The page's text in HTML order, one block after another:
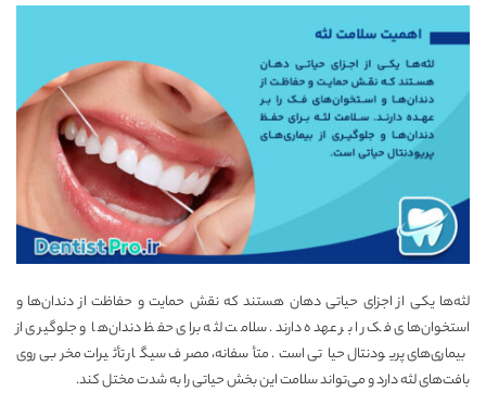
لثه‌ها یکی از اجزای حیاتی دهان هستند که نقش حمایت و حفاظت از دندان‌ها و
استخوان‌های فک را بر عهده دارند. سلامت لثه برای حفظ دندان‌ها و جلوگیری از
بیماری‌های پریودنتال حیاتی است. متأسفانه، مصرف سیگار تأثیرات مخربی روی
بافت‌های لثه دارد و می‌تواند سلامت این بخش حیاتی را به شدت مختل کند.